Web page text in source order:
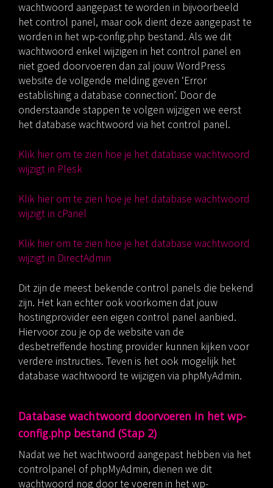
wachtwoord aangepast te worden in bijvoorbeeld
het control panel, maar ook dient deze aangepast te
worden in het wp-config.php bestand. Als we dit
wachtwoord enkel wijzigen in het control panel en
niet goed doorvoeren dan zal jouw WordPress
website de volgende melding geven ‘Error
establishing a database connection’. Door de
onderstaande stappen te volgen wijzigen we eerst
het database wachtwoord via het control panel.
Klik hier om te zien hoe je het database wachtwoord
wijzigt in Plesk
Klik hier om te zien hoe je het database wachtwoord
wijzigt in cPanel
Klik hier om te zien hoe je het database wachtwoord
wijzigt in DirectAdmin
Dit zijn de meest bekende control panels die bekend
zijn. Het kan echter ook voorkomen dat jouw
hostingprovider een eigen control panel aanbied.
Hiervoor zou je op de website van de
desbetreffende hosting provider kunnen kijken voor
verdere instructies. Teven is het ook mogelijk het
database wachtwoord te wijzigen via phpMyAdmin.
Database wachtwoord doorvoeren in het wp-
config.php bestand (Stap 2)
Nadat we het wachtwoord aangepast hebben via het
controlpanel of phpMyAdmin, dienen we dit
wachtwoord nog door te voeren in het wp-